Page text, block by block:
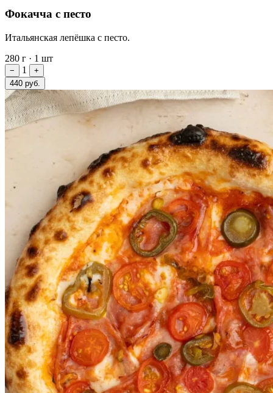
Фокачча с песто
Итальянская лепёшка с песто.
280 г · 1 шт
− 1
+
440 руб.